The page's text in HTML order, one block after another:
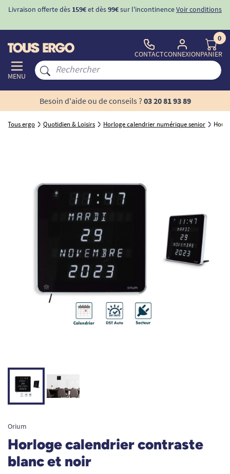
Livraison offerte dès 159€et dès99€sur l'incontinenceVoir conditions
MENU
CONTACTCONNEXION
0
PANIER
Besoin d'aide ou de conseils ? 03 20 81 93 89
Tous ergo Quotidien & Loisirs Horloge calendrier numérique senior
Orium
Horloge calendrier contraste
blanc et noir